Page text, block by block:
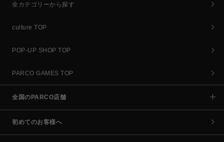
全カテゴリーから探す
culture TOP
POP-UP SHOP TOP
PARCO GAMES TOP
全国のPARCO店舗
初めてのお客様へ